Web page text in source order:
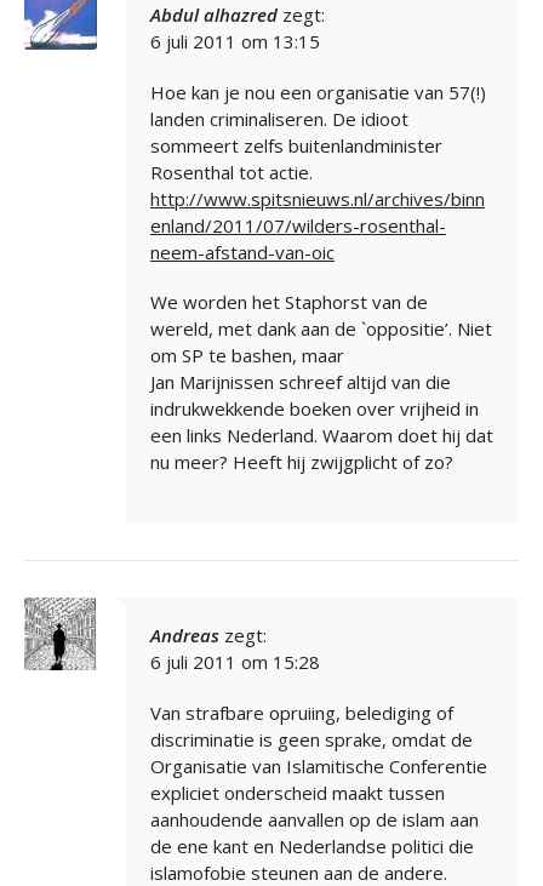
Abdul alhazred zegt:
6 juli 2011 om 13:15
Hoe kan je nou een organisatie van 57(!)
landen criminaliseren. De idioot
sommeert zelfs buitenlandminister
Rosenthal tot actie.
http://www.spitsnieuws.nl/archives/binn
enland/2011/07/wilders-rosenthal-
neem-afstand-van-oic
We worden het Staphorst van de
wereld, met dank aan de `oppositie’. Niet
om SP te bashen, maar
Jan Marijnissen schreef altijd van die
indrukwekkende boeken over vrijheid in
een links Nederland. Waarom doet hij dat
nu meer? Heeft hij zwijgplicht of zo?
Andreas zegt:
6 juli 2011 om 15:28
Van strafbare opruiing, belediging of
discriminatie is geen sprake, omdat de
Organisatie van Islamitische Conferentie
expliciet onderscheid maakt tussen
aanhoudende aanvallen op de islam aan
de ene kant en Nederlandse politici die
islamofobie steunen aan de andere.